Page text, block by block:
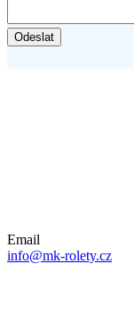
Email
info@mk-rolety.cz